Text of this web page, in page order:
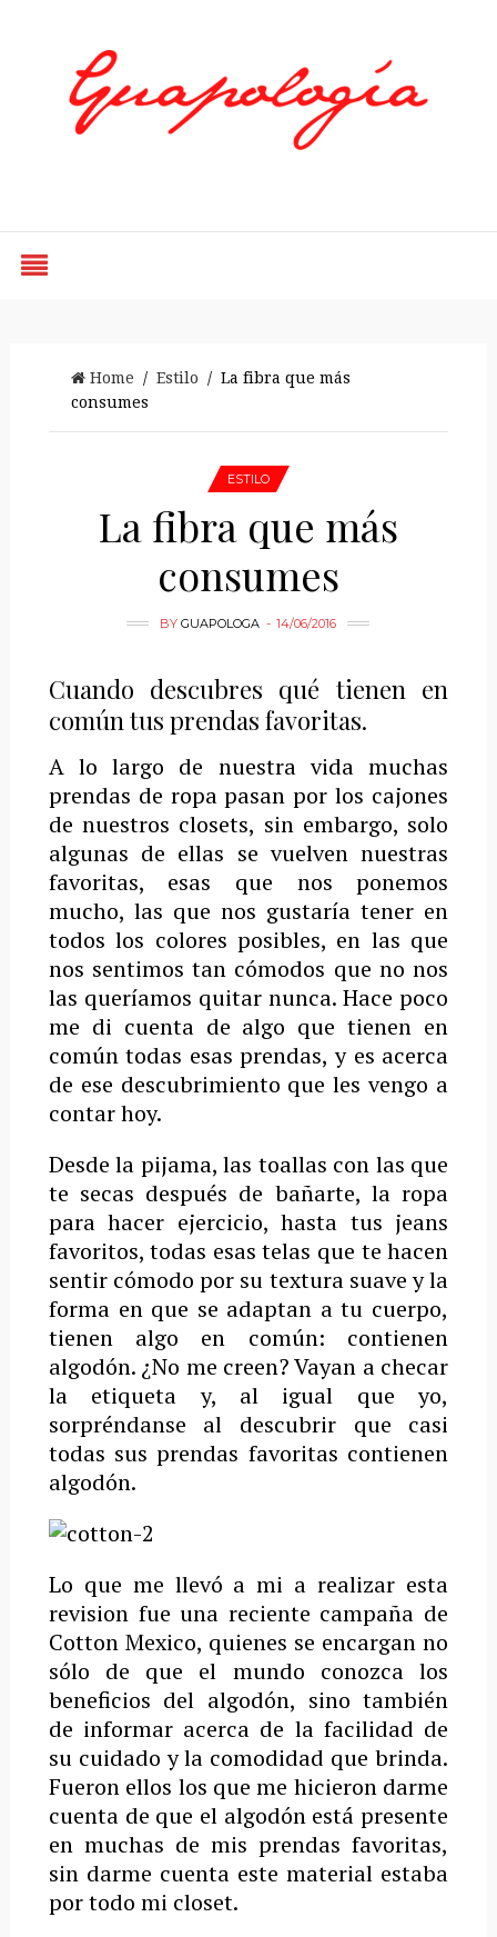
Home / Estilo / La fibra que más
consumes
ESTILO
La fibra que más
consumes
BYGUAPOLOGA 14/06/2016
Cuando descubres qué tienen en
común tus prendas favoritas.
A lo largo de nuestra vida muchas
prendas de ropa pasan por los cajones
de nuestros closets, sin embargo, solo
algunas de ellas se vuelven nuestras
favoritas, esas que nos ponemos
mucho, las que nos gustaría tener en
todos los colores posibles, en las que
nos sentimos tan cómodos que no nos
las queríamos quitar nunca. Hace poco
me di cuenta de algo que tienen en
común todas esas prendas, y es acerca
de ese descubrimiento que les vengo a
contar hoy.
Desde la pijama, las toallas con las que
te secas después de bañarte, la ropa
para hacer ejercicio, hasta tus jeans
favoritos, todas esas telas que te hacen
sentir cómodo por su textura suave y la
forma en que se adaptan a tu cuerpo,
tienen algo en común: contienen
algodón. ¿No me creen? Vayan a checar
la etiqueta y, al igual que yo,
sorpréndanse al descubrir que casi
todas sus prendas favoritas contienen
algodón.
Lo que me llevó a mi a realizar esta
revision fue una reciente campaña de
Cotton Mexico, quienes se encargan no
sólo de que el mundo conozca los
beneficios del algodón, sino también
de informar acerca de la facilidad de
su cuidado y la comodidad que brinda.
Fueron ellos los que me hicieron darme
cuenta de que el algodón está presente
en muchas de mis prendas favoritas,
sin darme cuenta este material estaba
por todo mi closet.